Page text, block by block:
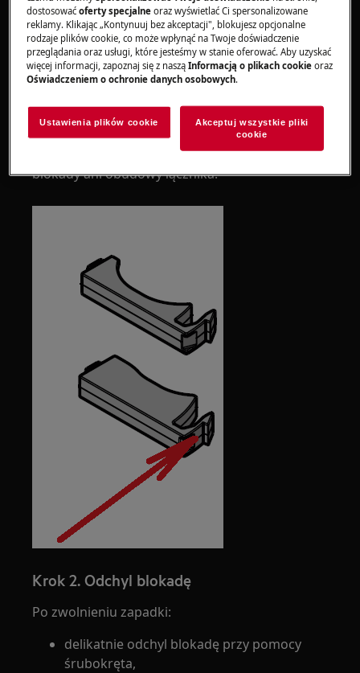
Aby usunąć zaślepkę:
użyj płaskiego śrubokręta,
delikatnie podważ zaślepkę z jednej strony,
lekko dociśnij zapadkę w kierunku środka
elementu.
Nie używaj nadmiernej siły, aby nie uszkodzić
blokady ani obudowy łącznika.
Krok 2. Odchyl blokadę
Po zwolnieniu zapadki:
delikatnie odchyl blokadę przy pomocy
śrubokręta,
dostosowaćoferty specjalne oraz wyświetlać Ci spersonalizowane
reklamy. Klikając „Kontynuuj bez akceptacji", blokujesz opcjonalne
rodzaje plików cookie, co może wpłynąć na Twoje doświadczenie
przeglądania oraz usługi, które jesteśmy w stanie oferować. Aby uzyskać
więcej informacji, zapoznaj się z nasząInformacją o plikach cookie oraz
Oświadczeniem o ochronie danych osobowych.
Ustawienia plików cookie
Akceptuj wszystkie pliki
cookie